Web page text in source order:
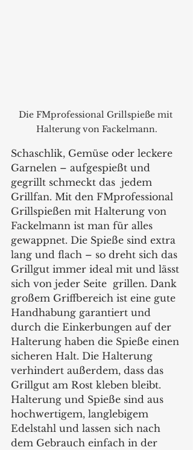
Die FMprofessional Grillspieße mit
Halterung von Fackelmann.
Schaschlik, Gemüse oder leckere
Garnelen – aufgespießt und
gegrillt schmeckt das  jedem
Grillfan. Mit den FMprofessional
Grillspießen mit Halterung von
Fackelmann ist man für alles
gewappnet. Die Spieße sind extra
lang und flach – so dreht sich das
Grillgut immer ideal mit und lässt
sich von jeder Seite  grillen. Dank
großem Griffbereich ist eine gute
Handhabung garantiert und
durch die Einkerbungen auf der
Halterung haben die Spieße einen
sicheren Halt. Die Halterung
verhindert außerdem, dass das
Grillgut am Rost kleben bleibt.
Halterung und Spieße sind aus
hochwertigem, langlebigem
Edelstahl und lassen sich nach
dem Gebrauch einfach in der